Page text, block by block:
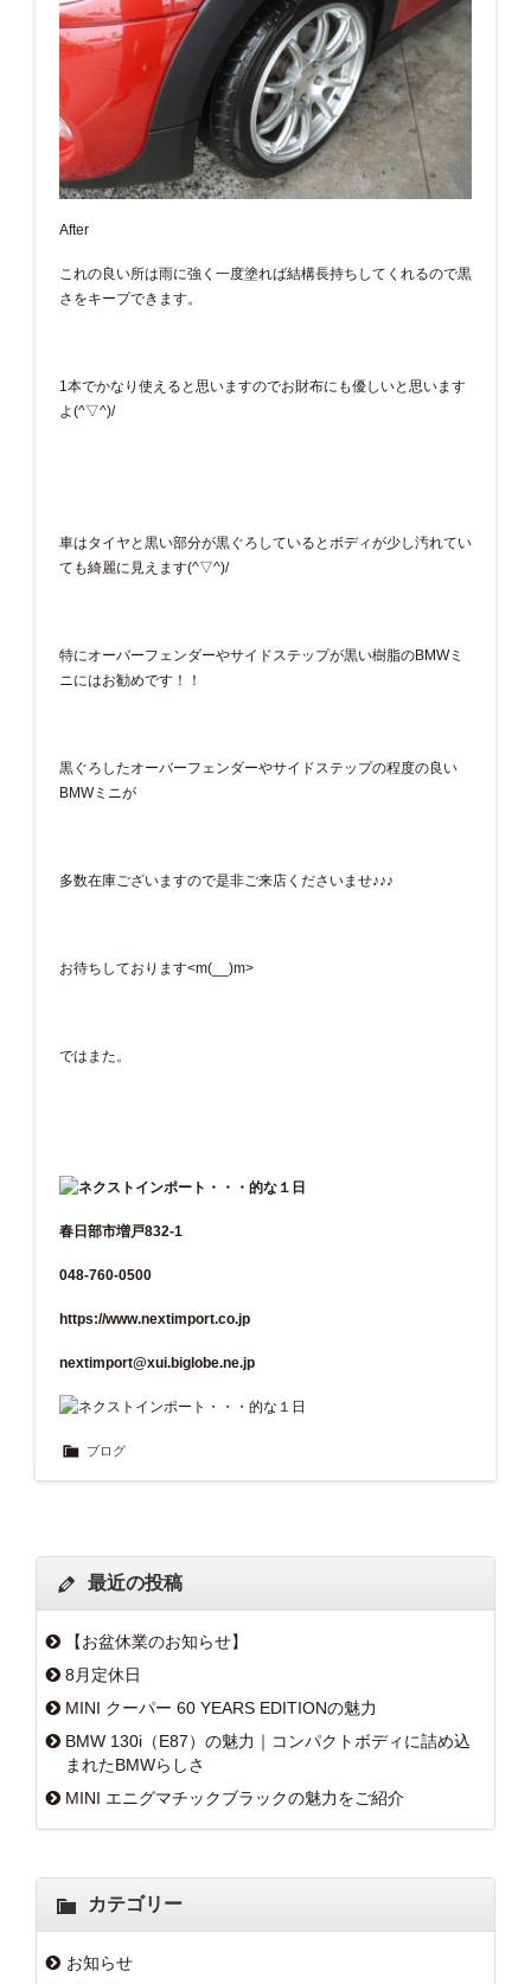
After
これの良い所は雨に強く一度塗れば結構長持ちしてくれるので黒
さをキープできます。
1本でかなり使えると思いますのでお財布にも優しいと思います
よ(^▽^)/
車はタイヤと黒い部分が黒ぐろしているとボディが少し汚れてい
ても綺麗に見えます(^▽^)/
特にオーバーフェンダーやサイドステップが黒い樹脂のBMWミ
ニにはお勧めです！！
黒ぐろしたオーバーフェンダーやサイドステップの程度の良い
BMWミニが
多数在庫ございますので是非ご来店くださいませ♪♪♪
お待ちしております<m(__)m>
ではまた。
春日部市増戸832-1
048-760-0500
https://www.nextimport.co.jp
nextimport@xui.biglobe.ne.jp
ブログ
最近の投稿
【お盆休業のお知らせ】
8月定休日
MINI クーパー 60 YEARS EDITIONの魅力
BMW 130i（E87）の魅力｜コンパクトボディに詰め込
まれたBMWらしさ
MINI エニグマチックブラックの魅力をご紹介
カテゴリー
お知らせ